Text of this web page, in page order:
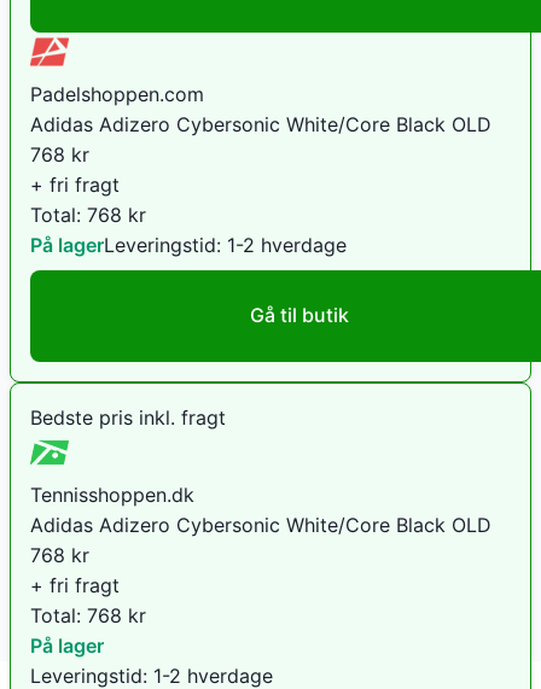
Padelshoppen.com
Adidas Adizero Cybersonic White/Core Black OLD
768 kr
+ fri fragt
Total: 768 kr
På lagerLeveringstid: 1-2 hverdage
Gå til butik
Bedste pris inkl. fragt
Tennisshoppen.dk
Adidas Adizero Cybersonic White/Core Black OLD
768 kr
+ fri fragt
Total: 768 kr
På lager
Leveringstid: 1-2 hverdage